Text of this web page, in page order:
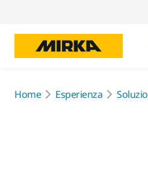
Home Esperienza